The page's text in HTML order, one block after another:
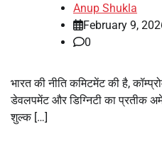
Anup Shukla
February 9,
0
भारत की नीति कमिटमेंट की है,
डेवलपमेंट और डिग्निटी का प्रतीक
शुल्क […]